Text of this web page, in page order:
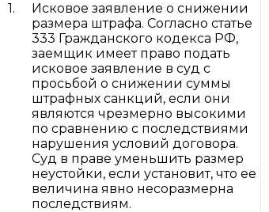
Исковое заявление о снижении
размера штрафа. Согласно статье
333 Гражданского кодекса РФ,
заемщик имеет право подать
исковое заявление в суд с
просьбой о снижении суммы
штрафных санкций, если они
являются чрезмерно высокими
по сравнению с последствиями
нарушения условий договора.
Суд в праве уменьшить размер
неустойки, если установит, что ее
величина явно несоразмерна
последствиям.